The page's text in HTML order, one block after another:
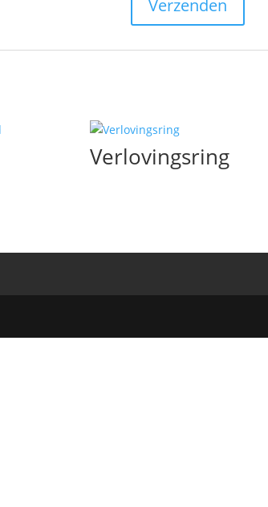
Verlovingsring